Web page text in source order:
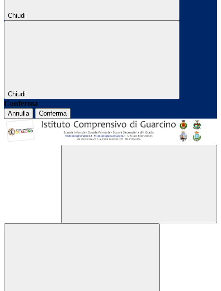
Chiudi
Chiudi
Conferma
Annulla Conferma